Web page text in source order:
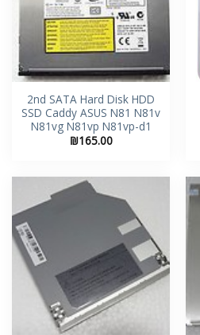
2nd SATA Hard Disk HDD
SSD Caddy ASUS N81 N81v
N81vg N81vp N81vp-d1
₪165.00